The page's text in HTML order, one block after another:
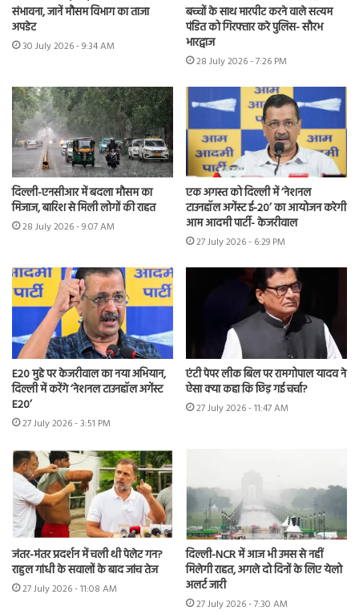
संभावना, जानें मौसम विभाग का ताजा
अपडेट
30 July 2026 - 9:34 AM
बच्चों के साथ मारपीट करने वाले सत्यम
पंडित को गिरफ्तार करे पुलिस- सौरभ
भारद्वाज
28 July 2026 - 7:26 PM
दिल्ली-एनसीआर में बदला मौसम का
मिजाज, बारिश से मिली लोगों की राहत
28 July 2026 - 9:07 AM
एक अगस्त को दिल्ली में ‘नेशनल
टाउनहॉल अगेंस्ट ई-20’ का आयोजन करेगी
आम आदमी पार्टी- केजरीवाल
27 July 2026 - 6:29 PM
E20 मुद्दे पर केजरीवाल का नया अभियान,
दिल्ली में करेंगे ‘नेशनल टाउनहॉल अगेंस्ट
E20’
27 July 2026 - 3:51 PM
एंटी पेपर लीक बिल पर रामगोपाल यादव ने
ऐसा क्या कहा कि छिड़ गई चर्चा?
27 July 2026 - 11:47 AM
जंतर-मंतर प्रदर्शन में चली थी पेलेट गन?
राहुल गांधी के सवालों के बाद जांच तेज
27 July 2026 - 11:08 AM
दिल्ली-NCR में आज भी उमस से नहीं
मिलेगी राहत, अगले दो दिनों के लिए येलो
अलर्ट जारी
27 July 2026 - 7:30 AM